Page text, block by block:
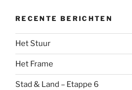
RECENTE BERICHTEN
Het Stuur
Het Frame
Stad & Land – Etappe 6